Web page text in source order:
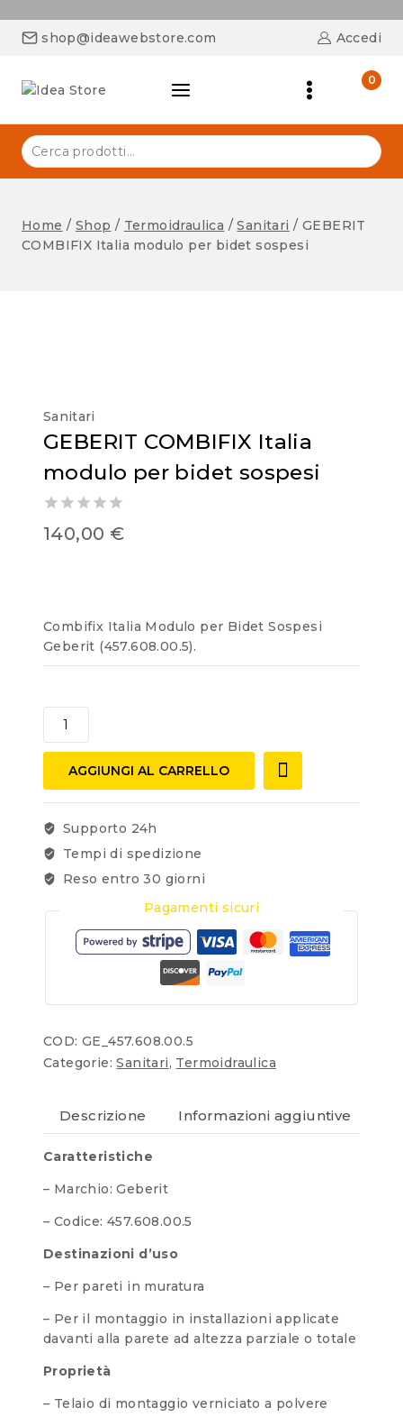
shop@ideawebstore.com Accedi
0
Home / Shop / Termoidraulica / Sanitari / GEBERIT
COMBIFIX Italia modulo per bidet sospesi
Sanitari
GEBERIT COMBIFIX Italia
modulo per bidet sospesi
0
out
140,00 €
Combifix Italia Modulo per Bidet Sospesi
Geberit (457.608.00.5).
AGGIUNGI AL CARRELLO
Supporto 24h
Tempi di spedizione
Reso entro 30 giorni
Pagamenti sicuri
COD: GE_457.608.00.5
Categorie:Sanitari, Termoidraulica
Descrizione Informazioni aggiuntive
Caratteristiche
– Marchio: Geberit
– Codice: 457.608.00.5
Destinazioni d’uso
– Per pareti in muratura
– Per il montaggio in installazioni applicate
davanti alla parete ad altezza parziale o totale
Proprietà
– Telaio di montaggio verniciato a polvere